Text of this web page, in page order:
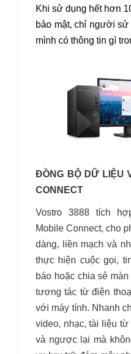
Khi sử dụng hết hơn
bảo mật, chỉ người
mình có thông tin gì
ĐỒNG BỘ DỮ LIỆU
CONNECT
Vostro 3888 tích
Mobile Connect, cho
dàng, liền mạch và
thực hiện cuộc gọi,
báo hoặc chia sẻ
tương tác từ điện
với máy tính. Nhanh
video, nhạc, tài liệu
và ngược lại mà